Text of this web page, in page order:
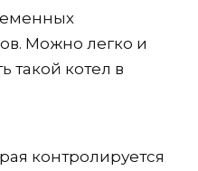
Можно легко и
такой котел в
контролируется